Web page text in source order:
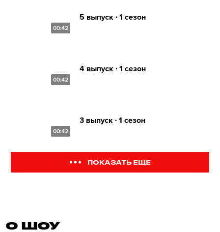
00:42
5 выпуск ∙ 1 сезон
00:42
4 выпуск ∙ 1 сезон
00:42
3 выпуск ∙ 1 сезон
ПОКАЗАТЬ ЕЩЕ
О ШОУ